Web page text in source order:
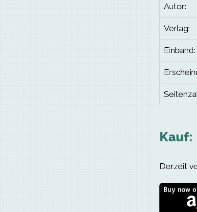
Autor:
Verlag:
Einband:
Kauf:
Derzeit